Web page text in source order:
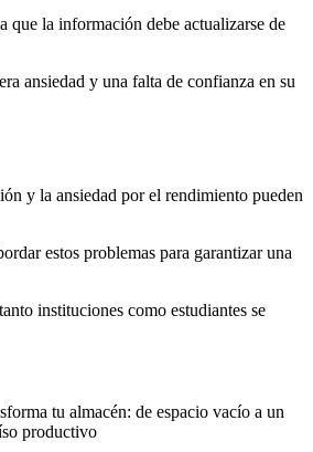
que la información debe actualizarse de
ansiedad y una falta de confianza en su
y la ansiedad por el rendimiento pueden
estos problemas para garantizar una
instituciones como estudiantes se
tu almacén: de espacio vacío a un
productivo